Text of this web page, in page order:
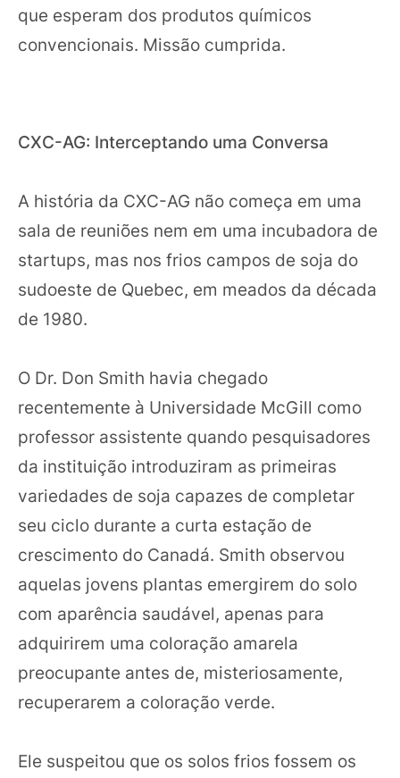
que esperam dos produtos químicos
convencionais. Missão cumprida.
CXC-AG: Interceptando uma Conversa
A história da CXC-AG não começa em uma
sala de reuniões nem em uma incubadora de
startups, mas nos frios campos de soja do
sudoeste de Quebec, em meados da década
de 1980.
O Dr. Don Smith havia chegado
recentemente à Universidade McGill como
professor assistente quando pesquisadores
da instituição introduziram as primeiras
variedades de soja capazes de completar
seu ciclo durante a curta estação de
crescimento do Canadá. Smith observou
aquelas jovens plantas emergirem do solo
com aparência saudável, apenas para
adquirirem uma coloração amarela
preocupante antes de, misteriosamente,
recuperarem a coloração verde.
Ele suspeitou que os solos frios fossem os